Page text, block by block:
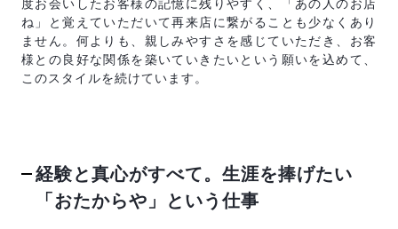
度お会いしたお客様の記憶に残りやすく、「あの人のお店
ね」と覚えていただいて再来店に繋がることも少なくあり
ません。何よりも、親しみやすさを感じていただき、お客
様との良好な関係を築いていきたいという願いを込めて、
このスタイルを続けています。
経験と真心がすべて。生涯を捧げたい
「おたからや」という仕事